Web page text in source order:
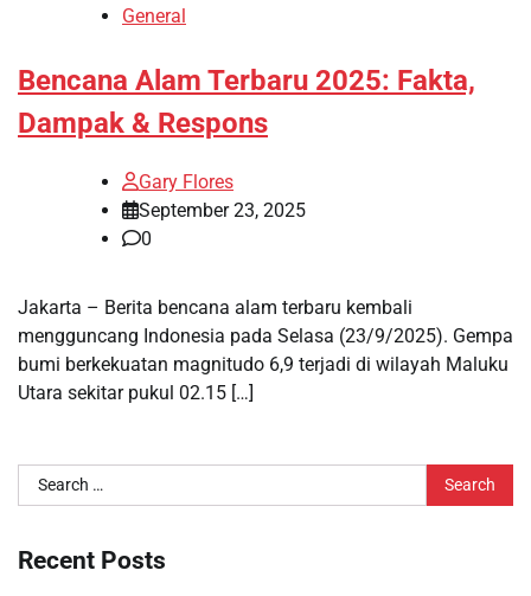
General
Bencana Alam Terbaru 2025: Fakta,
Dampak & Respons
Gary Flores
September 23, 2025
0
Jakarta – Berita bencana alam terbaru kembali
mengguncang Indonesia pada Selasa (23/9/2025). Gempa
bumi berkekuatan magnitudo 6,9 terjadi di wilayah Maluku
Utara sekitar pukul 02.15 […]
Search
for:
Recent Posts